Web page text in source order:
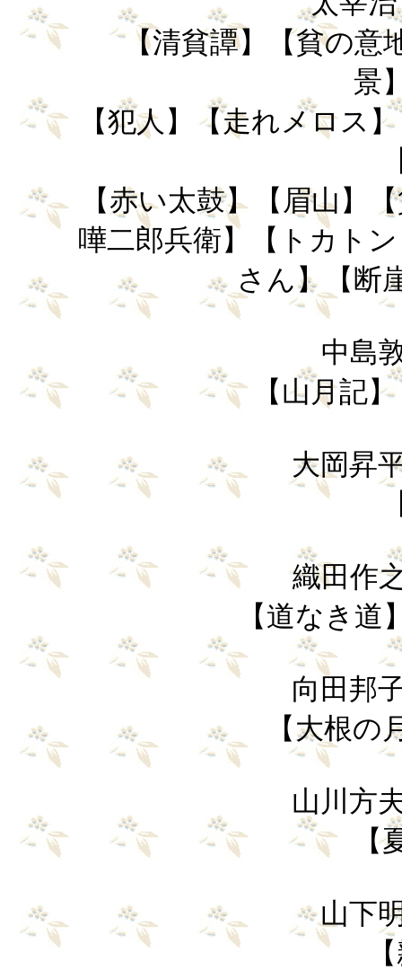
【清貧譚】【貧の意
景
【犯人】【走れメロス
【赤い太鼓】【眉山】
嘩二郎兵衛】【トカト
さん】【断
中島
【山月記】
大岡昇
織田作
【道なき道
向田邦
【大根の
山川方
【
山下